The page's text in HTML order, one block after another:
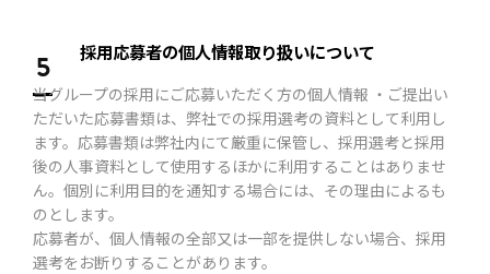
5 採用応募者の個人情報取り扱いについて
当グループの採用にご応募いただく方の個人情報 ・ご提出い
ただいた応募書類は、弊社での採用選考の資料として利用し
ます。応募書類は弊社内にて厳重に保管し、採用選考と採用
後の人事資料として使用するほかに利用することはありませ
ん。個別に利用目的を通知する場合には、その理由によるも
のとします。
応募者が、個人情報の全部又は一部を提供しない場合、採用
選考をお断りすることがあります。